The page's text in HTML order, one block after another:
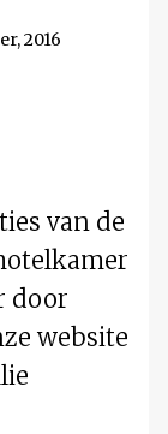
2016
van de
door
website